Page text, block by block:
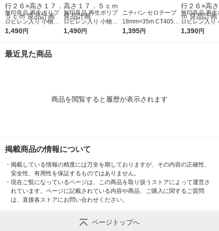
無印良品 再生ポリプ
ロピレン入り 小物収
納ケース ワイド 大 ホ
７．５ｃｍ 良品計画
1,490円
無印良品 再生ポリプ
ロピレン入り 小物収
納ケース 大 ホワイト
1,490円
ニチバン セロテープ
18mm×35m CT405A
P-18 1パック（10巻
1,395円
無印良品 再生
ロピレン入り
納ケース ワイ
1,390円
最近見た商品
商品を閲覧すると履歴が表示されます
掲載商品の情報について
・ 掲載している情報の精度には万全を期しておりますが、その内容の正確性、
安全性、有用性を保証するものではありません。
・ 現在ご覧になっているページは、この商品を取り扱うストアによって運営さ
れています。ページに記載されている内容や商品、ご購入に関するご質問
は、直接各ストアにお問い合わせください。
ページトップへ